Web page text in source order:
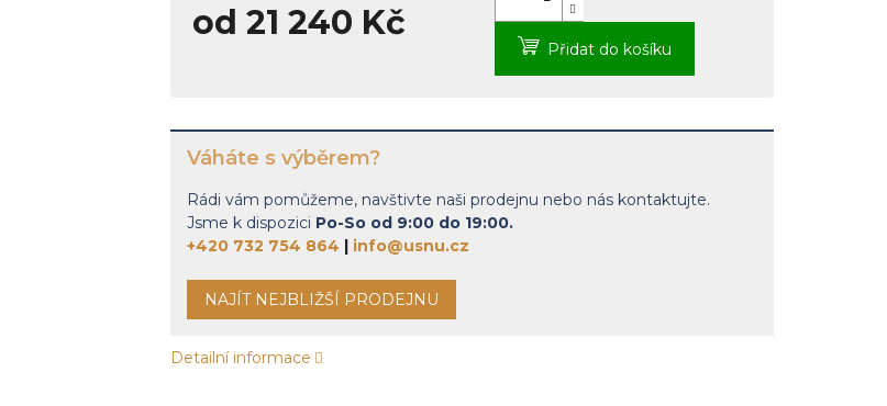
od 21 240 Kč
Přidat do košíku
Váháte s výběrem?
Rádi vám pomůžeme, navštivte naši prodejnu nebo nás kontaktujte.
Jsme k dispozici Po-So od 9:00 do 19:00.
+420 732 754 864
info@usnu.cz
NAJÍT NEJBLIŽŠÍ PRODEJNU
Detailní informace